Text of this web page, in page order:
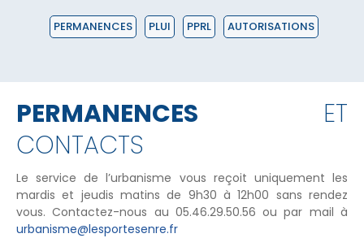
PERMANENCES PLUI PPRL AUTORISATIONS
PERMANENCES ET
CONTACTS
Le service de l’urbanisme vous reçoit uniquement les
mardis et jeudis matins de 9h30 à 12h00 sans rendez
vous. Contactez-nous au 05.46.29.50.56 ou par mail à
urbanisme@lesportesenre.fr